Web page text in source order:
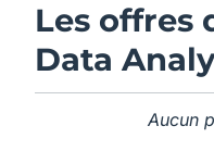
Les offres
Data
Aucun